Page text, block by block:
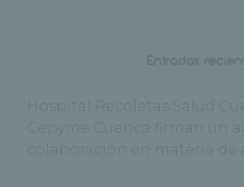
Hospital Recoletas Salud
Cepyme Cuenca firman un
colaboración en materia de